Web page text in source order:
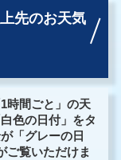
先のお天気
時間ごと」の天
色の日付」をタ
「グレーの日
ご覧いただけま